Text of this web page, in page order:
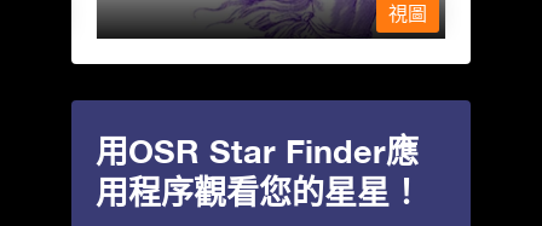
視圖
用OSR Star Finder應
用程序觀看您的星星！